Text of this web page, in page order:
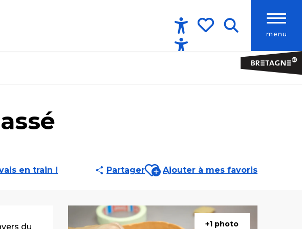
menu
Accessibilité
en train ! PartagerAjouter aux favoris
Ajouter à mes favoris
+1 photo
du